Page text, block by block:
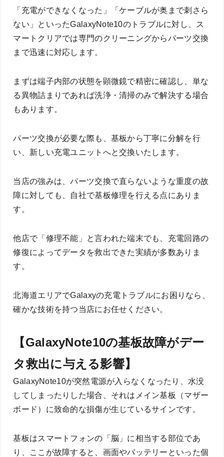
「充電ができなくなった」「ケーブルが奥まで刺さら
ない」といったGalaxyNote10のトラブルに対し、ス
マートクリアでは専門のクリーニングからパーツ交換
まで迅速に対応します。
まずは端子内部の状態を顕微鏡で精密に確認し、単な
る異物詰まりであれば洗浄・清掃のみで解決する場合
もあります。
パーツ交換が必要な際も、基板から丁寧に分解を行
い、新しい充電ユニットへと交換いたします。
当店の強みは、パーツ交換で直らないような重度の故
障に対しても、自社で基板修理を行える点にありま
す。
他店で「修理不能」と言われた端末でも、充電回路の
修復によってデータを救出できた実績が多数ありま
す。
北海道エリアでGalaxyの充電トラブルにお困りなら、
確かな技術を持つ当店にお任せください。
【GalaxyNote10の基板故障がデー
タ救出に与える影響】
GalaxyNote10が突然電源が入らなくなったり、水没
してしまったりした場合、それはメイン基板（マザー
ボード）に致命的な損傷が生じているサインです。
基板はスマートフォンの「脳」に相当する部位であ
り、ここが故障すると、画面やバッテリーといった個